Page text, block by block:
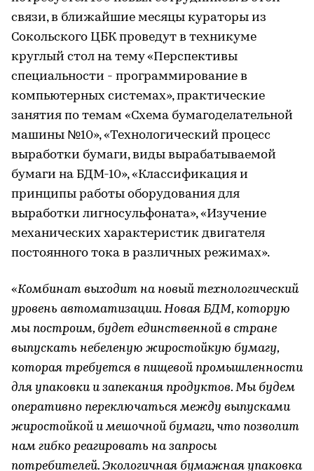
связи, в ближайшие месяцы кураторы из
Сокольского ЦБК проведут в техникуме
круглый стол на тему «Перспективы
специальности - программирование в
компьютерных системах», практические
занятия по темам «Схема бумагоделательной
машины №10», «Технологический процесс
выработки бумаги, виды вырабатываемой
бумаги на БДМ-10», «Классификация и
принципы работы оборудования для
выработки лигносульфоната», «Изучение
механических характеристик двигателя
постоянного тока в различных режимах».
«Комбинат выходит на новый технологический
уровень автоматизации. Новая БДМ, которую
мы построим, будет единственной в стране
выпускать небеленую жиростойкую бумагу,
которая требуется в пищевой промышленности
для упаковки и запекания продуктов. Мы будем
оперативно переключаться между выпусками
жиростойкой и мешочной бумаги, что позволит
нам гибко реагировать на запросы
потребителей. Экологичная бумажная упаковка